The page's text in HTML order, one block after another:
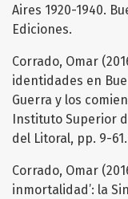
Aires 1920-1940.
Ediciones.
Corrado, Omar
identidades en
Guerra y los
Instituto Superior
del Litoral, pp. 9-61.
Corrado, Omar
inmortalidad’: la